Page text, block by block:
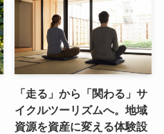
「走る」から「関わる」サ
イクルツーリズムへ。地域
資源を資産に変える体験設